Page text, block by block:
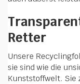
Retter
Unsere
sie sind wie die
Kunststoffwelt. Sie